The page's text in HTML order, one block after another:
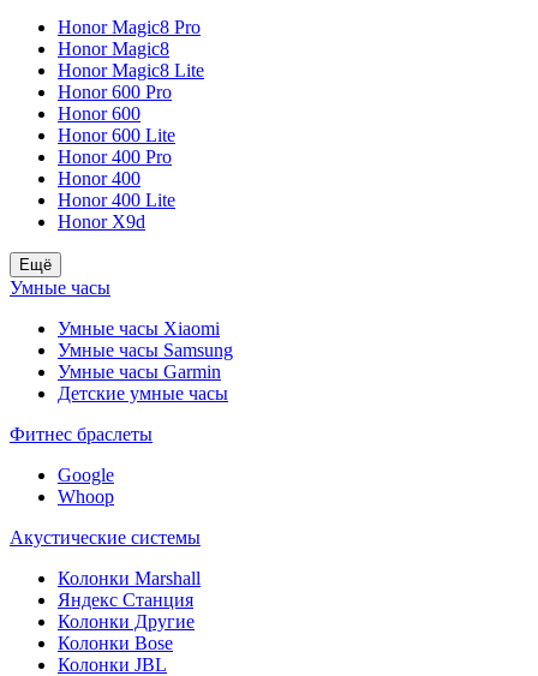
Honor Magic8 Pro
Honor Magic8
Honor Magic8 Lite
Honor 600 Pro
Honor 600
Honor 600 Lite
Honor 400 Pro
Honor 400
Honor 400 Lite
Honor X9d
Ещё
Умные часы
Умные часы Xiaomi
Умные часы Samsung
Умные часы Garmin
Детские умные часы
Фитнес браслеты
Google
Whoop
Акустические системы
Колонки Marshall
Яндекс Станция
Колонки Другие
Колонки Bose
Колонки JBL